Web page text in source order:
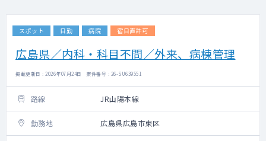
スポット 日勤 病院 宿日直許可
広島県／内科・科目不問／外来、病棟管理
掲載更新日 : 2026年07月24日 案件番号 : 26-SU639551
路線 JR山陽本線
勤務地 広島県広島市東区